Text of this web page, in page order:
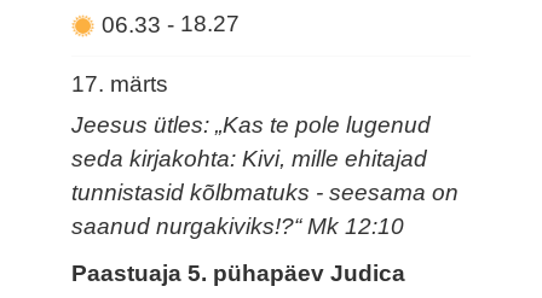
06.33- 18.27
17. märts
Jeesus ütles: „Kas te pole lugenud
seda kirjakohta: Kivi, mille ehitajad
tunnistasid kõlbmatuks - seesama on
saanud nurgakiviks!?“ Mk 12:10
Paastuaja 5. pühapäev Judica